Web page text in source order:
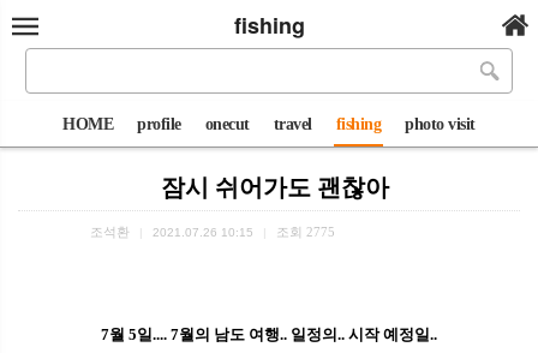
fishing
HOME profile onecut travel fishing photo visit
잠시 쉬어가도 괜찮아
조석환 2021.07.26 10:15 조회 2775
7월 5일.... 7월의 남도 여행.. 일정의.. 시작 예정일..